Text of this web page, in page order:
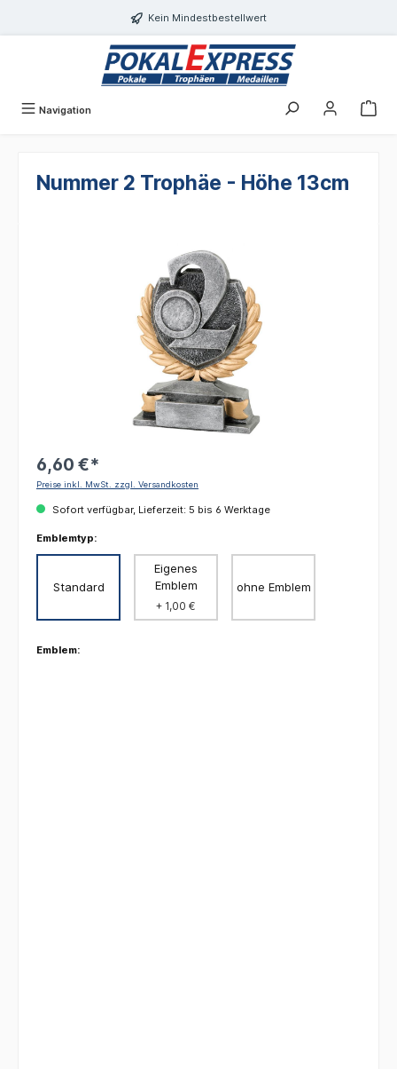
Kein Mindestbestellwert
Navigation
Nummer 2 Trophäe - Höhe 13cm
6,60 €*
Preise inkl. MwSt. zzgl. Versandkosten
Sofort verfügbar, Lieferzeit: 5 bis 6 Werktage
Emblemtyp:
Standard
Eigenes
Emblem
+ 1,00 €
ohne Emblem
Emblem: